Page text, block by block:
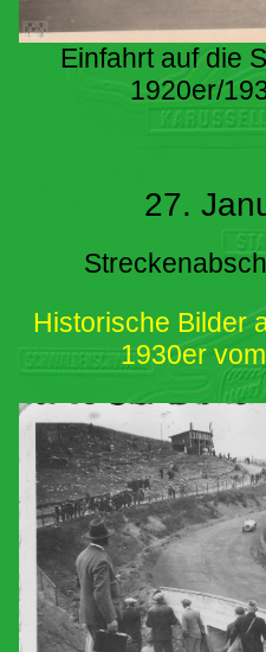
Einfahrt auf die
1920er/
27.
Historische Bilder
1930er